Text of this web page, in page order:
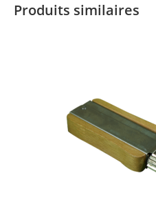
Produits similaires